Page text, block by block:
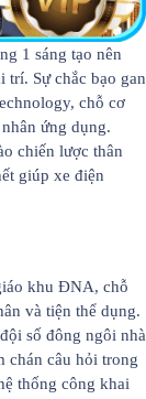
1 sáng tạo nên
trí. Sự chắc bạo gan
chỗ cơ
ứng dụng.
chiến lược thân
giúp xe điện
khu ĐNA, chỗ
và tiện thể dụng.
số đông ngôi nhà
chán câu hỏi trong
thống công khai